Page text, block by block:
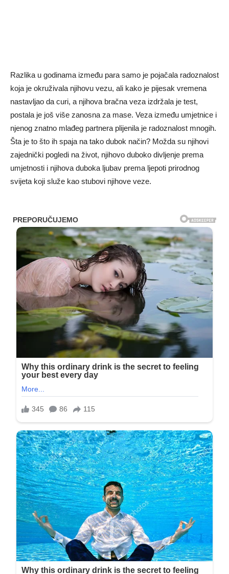
Razlika u godinama između para samo je pojačala radoznalost
koja je okruživala njihovu vezu, ali kako je pijesak vremena
nastavljao da curi, a njihova bračna veza izdržala je test,
postala je još više zanosna za mase. Veza između umjetnice i
njenog znatno mlađeg partnera plijenila je radoznalost mnogih.
Šta je to što ih spaja na tako dubok način? Možda su njihovi
zajednički pogledi na život, njihovo duboko divljenje prema
umjetnosti i njihova duboka ljubav prema ljepoti prirodnog
svijeta koji služe kao stubovi njihove veze.